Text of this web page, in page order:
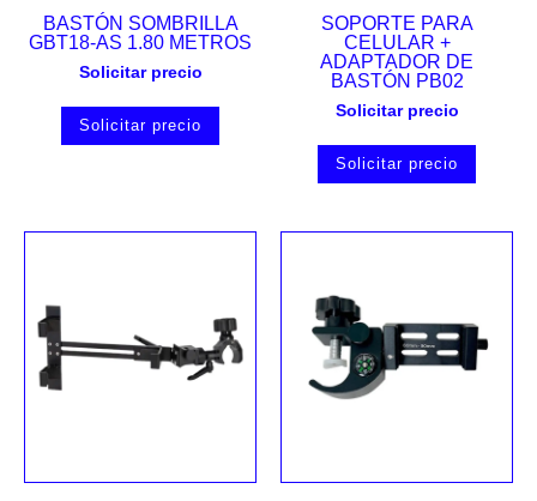
BASTÓN SOMBRILLA
GBT18-AS 1.80 METROS
Solicitar precio
Solicitar precio
SOPORTE PARA
CELULAR +
ADAPTADOR DE
BASTÓN PB02
Solicitar precio
Solicitar precio